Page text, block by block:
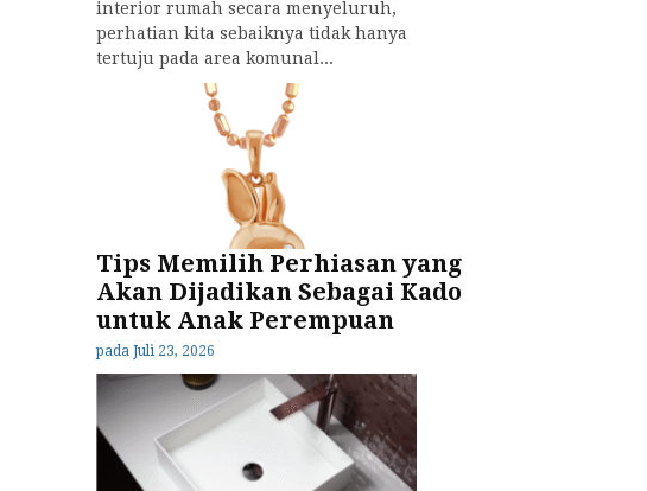
interior rumah secara menyeluruh,
perhatian kita sebaiknya tidak hanya
tertuju pada area komunal...
Tips Memilih Perhiasan yang
Akan Dijadikan Sebagai Kado
untuk Anak Perempuan
pada Juli 23, 2026